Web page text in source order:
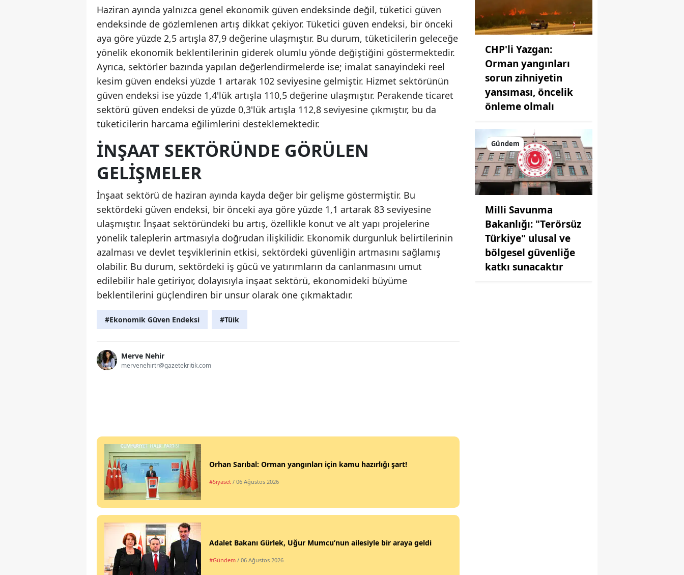
Haziran ayında yalnızca genel ekonomik güven endeksinde değil, tüketici güven
endeksinde de gözlemlenen artış dikkat çekiyor. Tüketici güven endeksi, bir önceki
aya göre yüzde 2,5 artışla 87,9 değerine ulaşmıştır. Bu durum, tüketicilerin geleceğe
yönelik ekonomik beklentilerinin giderek olumlu yönde değiştiğini göstermektedir.
Ayrıca, sektörler bazında yapılan değerlendirmelerde ise; imalat sanayindeki reel
kesim güven endeksi yüzde 1 artarak 102 seviyesine gelmiştir. Hizmet sektörünün
güven endeksi ise yüzde 1,4'lük artışla 110,5 değerine ulaşmıştır. Perakende ticaret
sektörü güven endeksi de yüzde 0,3'lük artışla 112,8 seviyesine çıkmıştır, bu da
tüketicilerin harcama eğilimlerini desteklemektedir.
İNŞAAT SEKTÖRÜNDE GÖRÜLEN
GELIŞMELER
İnşaat sektörü de haziran ayında kayda değer bir gelişme göstermiştir. Bu
sektördeki güven endeksi, bir önceki aya göre yüzde 1,1 artarak 83 seviyesine
ulaşmıştır. İnşaat sektöründeki bu artış, özellikle konut ve alt yapı projelerine
yönelik taleplerin artmasıyla doğrudan ilişkilidir. Ekonomik durgunluk belirtilerinin
azalması ve devlet teşviklerinin etkisi, sektördeki güvenliğin artmasını sağlamış
olabilir. Bu durum, sektördeki iş gücü ve yatırımların da canlanmasını umut
edilebilir hale getiriyor, dolayısıyla inşaat sektörü, ekonomideki büyüme
beklentilerini güçlendiren bir unsur olarak öne çıkmaktadır.
#Ekonomik Güven Endeksi #Tüik
Merve Nehir
mervenehirtr@gazetekritik.com
Orhan Sarıbal: Orman yangınları için kamu hazırlığı şart!
#Siyaset / 06 Ağustos 2026
Adalet Bakanı Gürlek, Uğur Mumcu’nun ailesiyle bir araya geldi
#Gündem / 06 Ağustos 2026
CHP'li Yazgan:
Orman yangınları
sorun zihniyetin
yansıması, öncelik
önleme olmalı
Gündem
Milli Savunma
Bakanlığı: "Terörsüz
Türkiye" ulusal ve
bölgesel güvenliğe
katkı sunacaktır